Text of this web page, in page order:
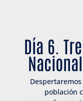
Día 6.
población